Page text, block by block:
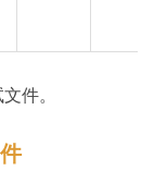
件。